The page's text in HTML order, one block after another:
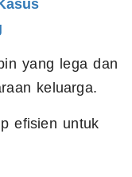
yang lega dan
keluarga.
efisien untuk